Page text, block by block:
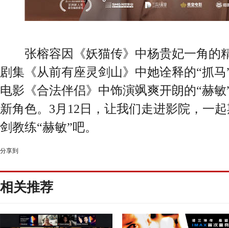
张榕容因《妖猫传》中杨贵妃一角的
剧集《从前有座灵剑山》中她诠释的“抓
电影《合法伴侣》中饰演飒爽开朗的“赫
新角色。3月12日，让我们走进影院，一
剑教练“赫敏”吧。
分享到
相关推荐